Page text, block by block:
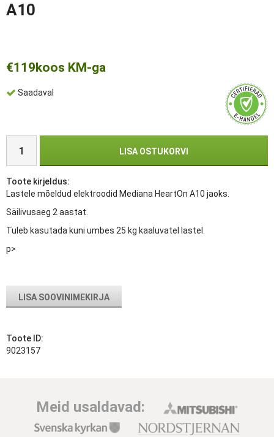
A10
€119koos KM-ga
Saadaval
LISA OSTUKORVI
Toote kirjeldus:
Lastele mõeldud elektroodid Mediana HeartOn A10 jaoks.
Säilivusaeg 2 aastat.
Tuleb kasutada kuni umbes 25 kg kaaluvatel lastel.
p>
LISA SOOVINIMEKIRJA
Toote ID:
9023157
Meid usaldavad: